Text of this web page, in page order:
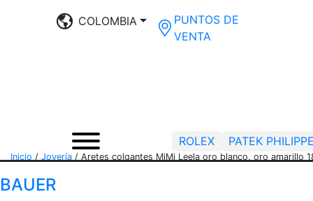
COLOMBIA
PUNTOS DE
VENTA
ROLEX PATEK PHILIPPE
Inicio / Joyería / Aretes colgantes MiMi Leela oro blanco, oro amarillo
BAUER